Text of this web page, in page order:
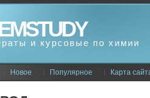
и курсовые по химии
Новое Популярное Карта